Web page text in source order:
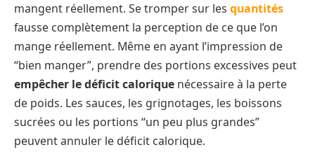
mangent réellement. Se tromper sur les quantités
fausse complètement la perception de ce que l’on
mange réellement. Même en ayant l’impression de
“bien manger”, prendre des portions excessives peut
empêcher le déficit calorique nécessaire à la perte
de poids. Les sauces, les grignotages, les boissons
sucrées ou les portions “un peu plus grandes”
peuvent annuler le déficit calorique.